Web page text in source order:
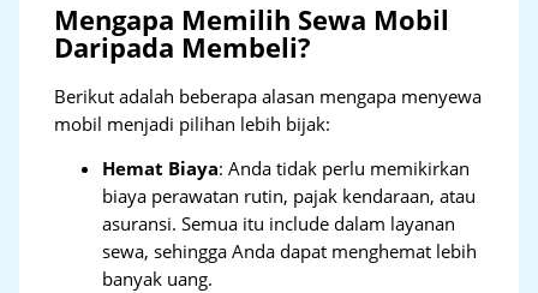
Mengapa Memilih Sewa Mobil
Daripada Membeli?
Berikut adalah beberapa alasan mengapa menyewa
mobil menjadi pilihan lebih bijak:
Hemat Biaya: Anda tidak perlu memikirkan
biaya perawatan rutin, pajak kendaraan, atau
asuransi. Semua itu include dalam layanan
sewa, sehingga Anda dapat menghemat lebih
banyak uang.